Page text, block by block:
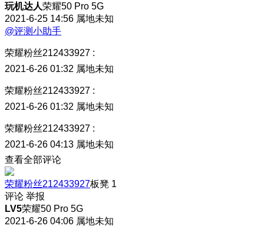
玩机达人荣耀50 Pro 5G
2021-6-25 14:56 属地未知
@评测小助手
荣耀粉丝212433927 :
2021-6-26 01:32 属地未知
荣耀粉丝212433927 :
2021-6-26 01:32 属地未知
荣耀粉丝212433927 :
2021-6-26 04:13 属地未知
查看全部评论
荣耀粉丝212433927板凳 1
评论 举报
LV5荣耀50 Pro 5G
2021-6-26 04:06 属地未知